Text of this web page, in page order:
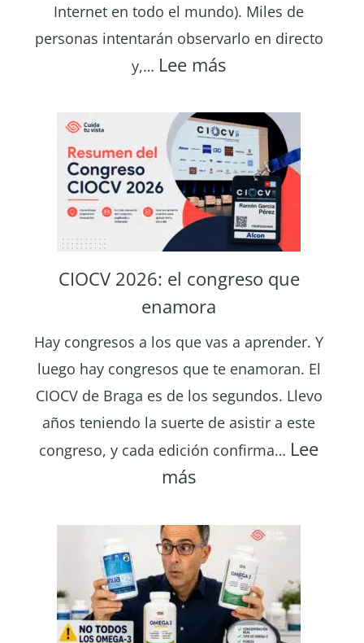
Internet en todo el mundo). Miles de
personas intentarán observarlo en directo
y,… Lee más:
solar
12
de
agosto
de
2026:
dónde
y
riesgo
para
tu
vista
CIOCV 2026: el congreso que
enamora
Hay congresos a los que vas a aprender. Y
luego hay congresos que te enamoran. El
CIOCV de Braga es de los segundos. Llevo
años teniendo la suerte de asistir a este
congreso, y cada edición confirma… Lee
más:
2026:
el
congreso
que
enamora